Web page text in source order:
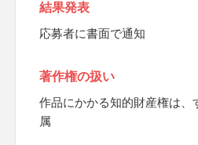
結果発表
応募者に書面で通知
著作権の扱い
作品にかかる知的財産権は、
属